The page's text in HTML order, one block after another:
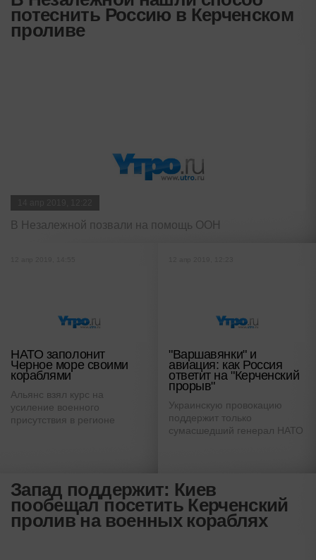
потеснить Россию в Керченском
проливе
В Незалежной позвали на помощь ООН
НАТО заполонит
Черное море своими
кораблями
Альянс взял курс на
усиление военного
присутствия в регионе
"Варшавянки" и
авиация: как Россия
ответит на "Керченский
прорыв"
Украинскую провокацию
поддержит только
сумасшедший генерал НАТО
Запад поддержит: Киев
пообещал посетить Керченский
пролив на военных кораблях